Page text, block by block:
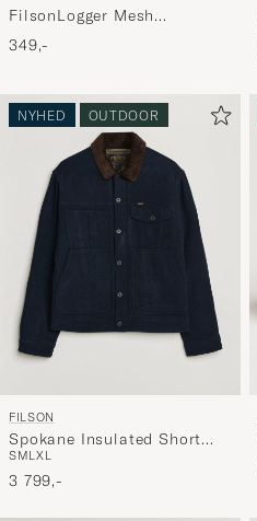
FilsonLogger Mesh
CapBlack
349,-
NYHED OUTDOOR
FILSON
Spokane Insulated Short
Cruiser Navy
SMLXL
3 799,-